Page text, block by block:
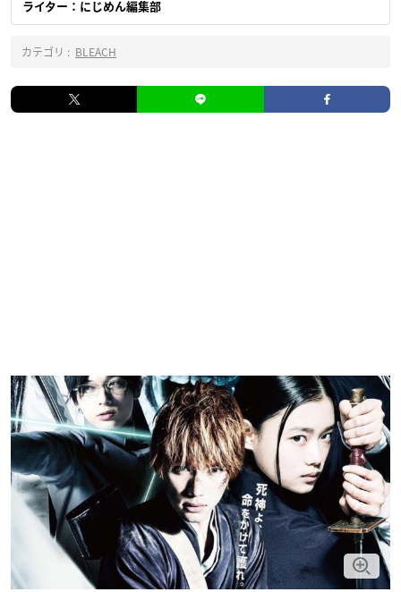
ライター：にじめん編集部
カテゴリ : BLEACH